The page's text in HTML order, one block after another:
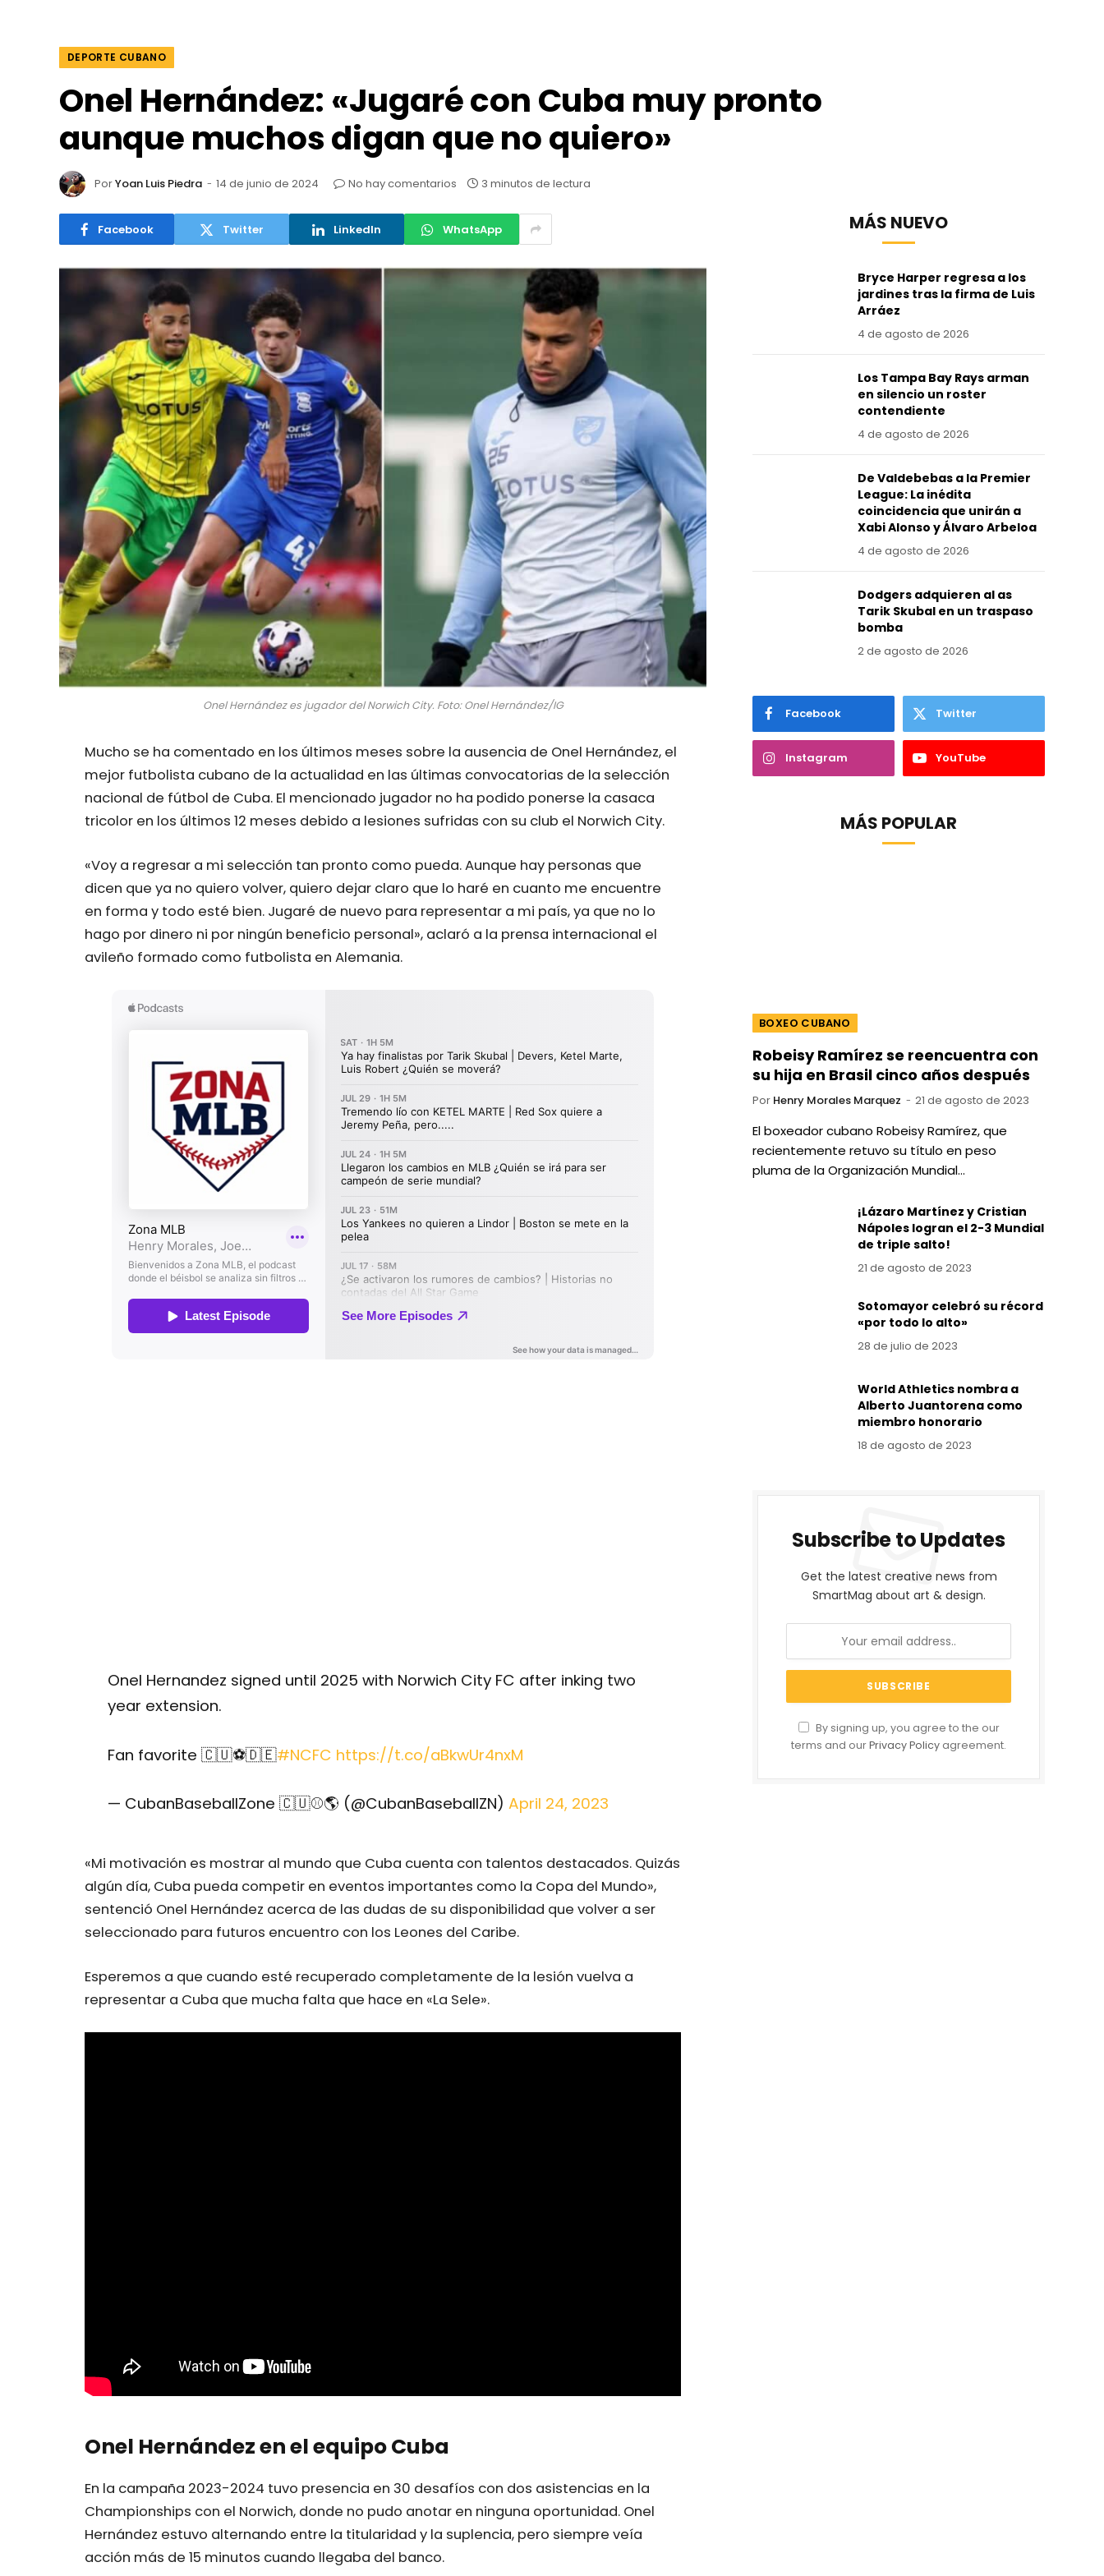
DEPORTE CUBANO
Onel Hernández: «Jugaré con Cuba muy pronto
aunque muchos digan que no quiero»
PorYoan Luis Piedra 14 de junio de 2024 No hay comentarios 3 minutos de lectura
Facebook Twitter LinkedIn WhatsApp
Onel Hernández es jugador del Norwich City. Foto: Onel Hernández/IG
Mucho se ha comentado en los últimos meses sobre la ausencia de Onel Hernández, el
mejor futbolista cubano de la actualidad en las últimas convocatorias de la selección
nacional de fútbol de Cuba. El mencionado jugador no ha podido ponerse la casaca
tricolor en los últimos 12 meses debido a lesiones sufridas con su club el Norwich City.
«Voy a regresar a mi selección tan pronto como pueda. Aunque hay personas que
dicen que ya no quiero volver, quiero dejar claro que lo haré en cuanto me encuentre
en forma y todo esté bien. Jugaré de nuevo para representar a mi país, ya que no lo
hago por dinero ni por ningún beneficio personal», aclaró a la prensa internacional el
avileño formado como futbolista en Alemania.
Onel Hernandez signed until 2025 with Norwich City FC after inking two
year extension.
Fan favorite 🇨🇺⚽️🇩🇪#NCFC https://t.co/aBkwUr4nxM
— CubanBaseballZone 🇨🇺⚾️🌎 (@CubanBaseballZN) April 24, 2023
«Mi motivación es mostrar al mundo que Cuba cuenta con talentos destacados. Quizás
algún día, Cuba pueda competir en eventos importantes como la Copa del Mundo»,
sentenció Onel Hernández acerca de las dudas de su disponibilidad que volver a ser
seleccionado para futuros encuentro con los Leones del Caribe.
Esperemos a que cuando esté recuperado completamente de la lesión vuelva a
representar a Cuba que mucha falta que hace en «La Sele».
Onel Hernández en el equipo Cuba
En la campaña 2023-2024 tuvo presencia en 30 desafíos con dos asistencias en la
Championships con el Norwich, donde no pudo anotar en ninguna oportunidad. Onel
Hernández estuvo alternando entre la titularidad y la suplencia, pero siempre veía
acción más de 15 minutos cuando llegaba del banco.
MÁS NUEVO
Bryce Harper regresa a los
jardines tras la firma de Luis
Arráez
4 de agosto de 2026
Los Tampa Bay Rays arman
en silencio un roster
contendiente
4 de agosto de 2026
De Valdebebas a la Premier
League: La inédita
coincidencia que unirán a
Xabi Alonso y Álvaro Arbeloa
4 de agosto de 2026
Dodgers adquieren al as
Tarik Skubal en un traspaso
bomba
2 de agosto de 2026
Facebook Twitter
Instagram YouTube
MÁS POPULAR
BOXEO CUBANO
Robeisy Ramírez se reencuentra con
su hija en Brasil cinco años después
Por Henry Morales Marquez 21 de agosto de 2023
El boxeador cubano Robeisy Ramírez, que
recientemente retuvo su título en peso
pluma de la Organización Mundial…
¡Lázaro Martínez y Cristian
Nápoles logran el 2-3 Mundial
de triple salto!
21 de agosto de 2023
Sotomayor celebró su récord
«por todo lo alto»
28 de julio de 2023
World Athletics nombra a
Alberto Juantorena como
miembro honorario
18 de agosto de 2023
Subscribe to Updates
Get the latest creative news from
SmartMag about art & design.
By signing up, you agree to the our
terms and ourPrivacy Policy agreement.